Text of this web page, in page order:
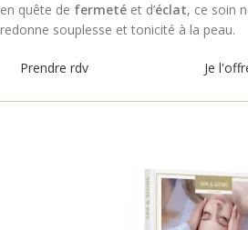
en quête de fermeté et d’éclat, ce soin
redonne souplesse et tonicité à la peau.
Prendre rdv Je